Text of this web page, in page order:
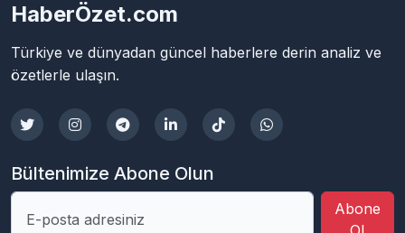
HaberÖzet.com
Türkiye ve dünyadan güncel haberlere derin analiz ve
özetlerle ulaşın.
Bültenimize Abone Olun
Abone